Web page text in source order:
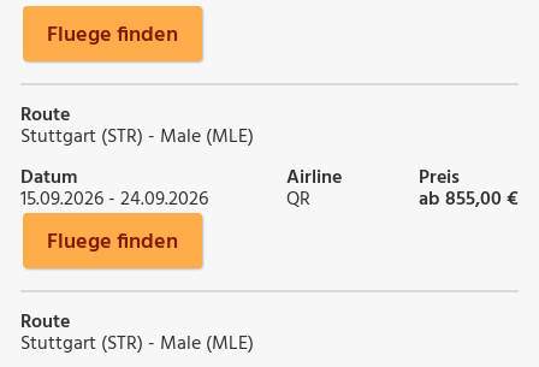
Fluege finden
Route
Stuttgart (STR) - Male (MLE)
Datum
15.09.2026 - 24.09.2026
Airline
QR
Preis
ab 855,00 €
Fluege finden
Route
Stuttgart (STR) - Male (MLE)